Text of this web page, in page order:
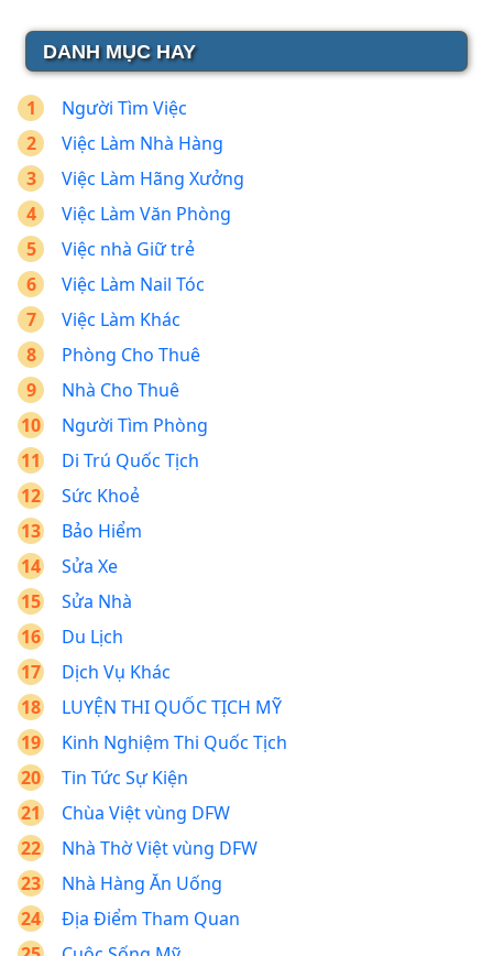
DANH MỤC HAY
Người Tìm Việc
Việc Làm Nhà Hàng
Việc Làm Hãng Xưởng
Việc Làm Văn Phòng
Việc nhà Giữ trẻ
Việc Làm Nail Tóc
Việc Làm Khác
Phòng Cho Thuê
Nhà Cho Thuê
Người Tìm Phòng
Di Trú Quốc Tịch
Sức Khoẻ
Bảo Hiểm
Sửa Xe
Sửa Nhà
Du Lịch
Dịch Vụ Khác
LUYỆN THI QUỐC TỊCH MỸ
Kinh Nghiệm Thi Quốc Tịch
Tin Tức Sự Kiện
Chùa Việt vùng DFW
Nhà Thờ Việt vùng DFW
Nhà Hàng Ăn Uống
Địa Điểm Tham Quan